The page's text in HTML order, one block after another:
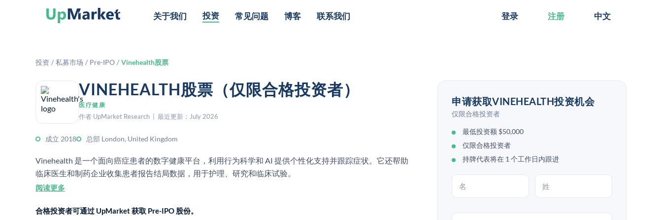
关于我们 投资 常见问题 博客 联系我们 登录 注册 中文
投资 / 私募市场 / Pre-IPO / Vinehealth股票
VINEHEALTH股票（仅限合格投资者）
医疗健康
作者 UpMarket Research | 最近更新：July 2026
成立 2018 总部 London, United Kingdom
Vinehealth 是一个面向癌症患者的数字健康平台，利用行为科学和 AI 提供个性化支持并跟踪症状。它还帮助
临床医生和制药企业收集患者报告结局数据，用于护理、研究和临床试验。
阅读更多
合格投资者可通过 UpMarket 获取 Pre-IPO 股份。
申请获取VINEHEALTH投资机会
仅限合格投资者
最低投资额 $50,000
仅限合格投资者
持牌代表将在 1 个工作日内跟进